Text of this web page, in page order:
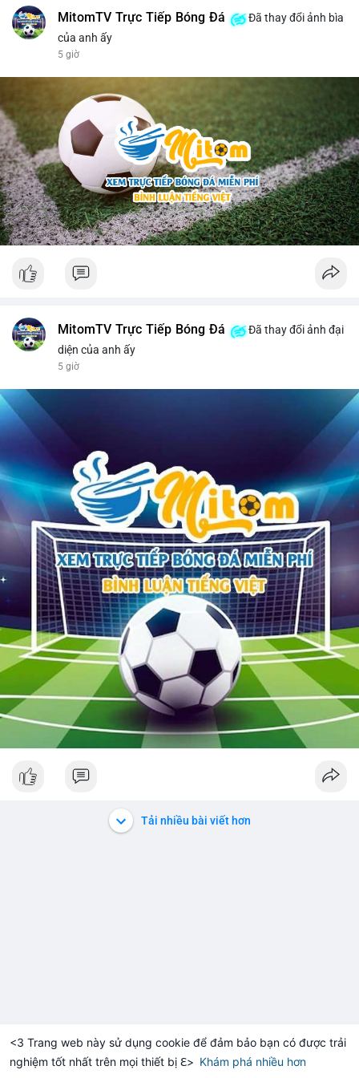
<3 Trang web này sử dụng cookie để đảm bảo bạn có được trải
nghiệm tốt nhất trên mọi thiết bị ℇ> Khám phá nhiều hơn
$1,900.98 +0.20% Solana $72.72 -1.09%
MitomTV Trực Tiếp Bóng Đá
Đã thay đổi ảnh bìa
của anh ấy
5 giờ
MitomTV Trực Tiếp Bóng Đá
Đã thay đổi ảnh đại
diện của anh ấy
5 giờ
Tải nhiều bài viết hơn